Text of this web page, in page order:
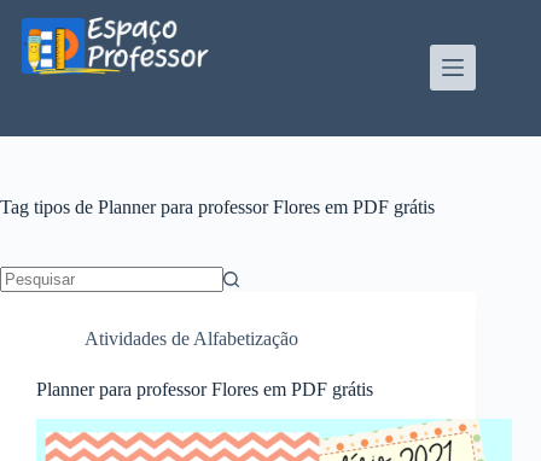
para
conteúdo
Tag tipos de Planner para professor Flores em PDF grátis
Atividades de Alfabetização
Planner para professor Flores em PDF grátis